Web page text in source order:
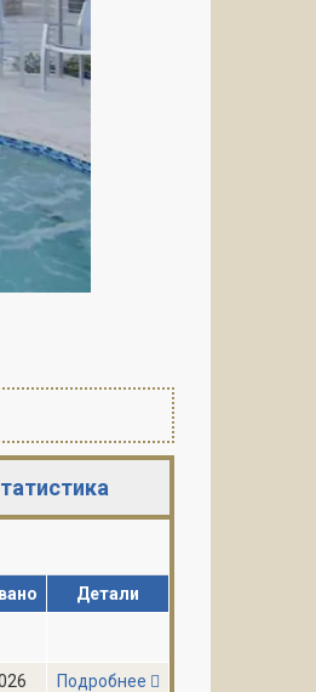
Детали
Подробнее